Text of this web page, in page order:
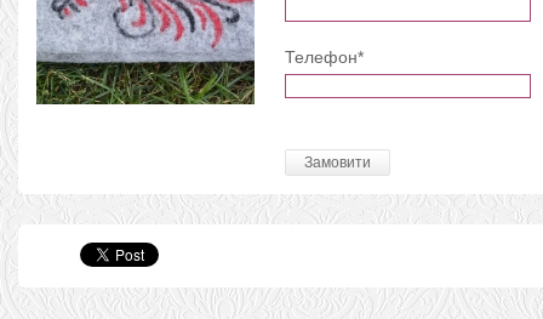
Телефон*